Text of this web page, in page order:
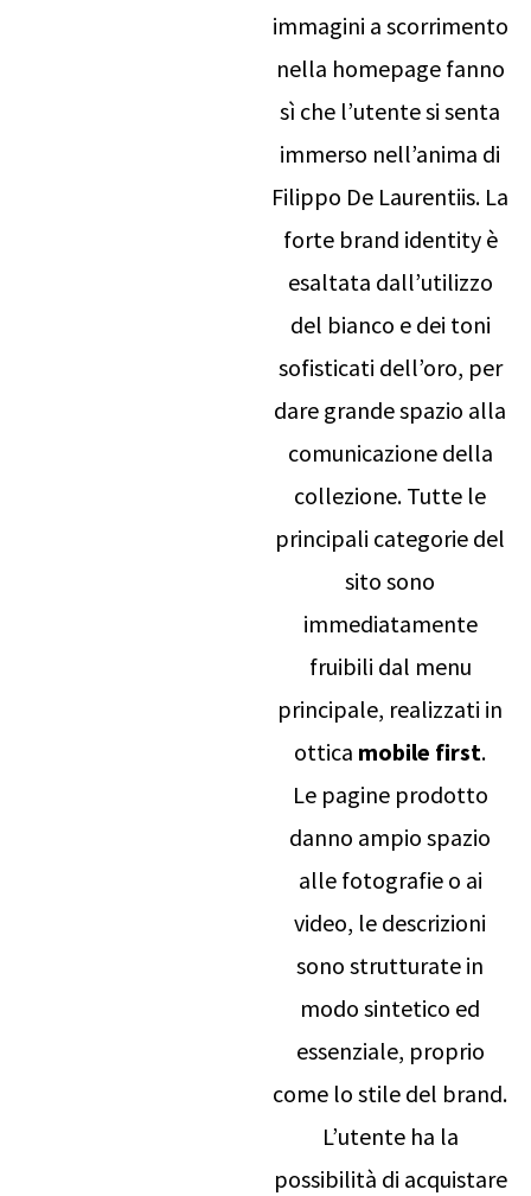
immagini a scorrimento
nella homepage fanno
sì che l’utente si senta
immerso nell’anima di
Filippo De Laurentiis. La
forte brand identity è
esaltata dall’utilizzo
del bianco e dei toni
sofisticati dell’oro, per
dare grande spazio alla
comunicazione della
collezione. Tutte le
principali categorie del
sito sono
immediatamente
fruibili dal menu
principale, realizzati in
ottica mobile first.
Le pagine prodotto
danno ampio spazio
alle fotografie o ai
video, le descrizioni
sono strutturate in
modo sintetico ed
essenziale, proprio
come lo stile del brand.
L’utente ha la
possibilità di acquistare